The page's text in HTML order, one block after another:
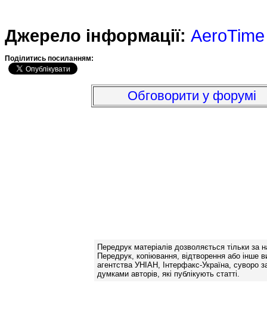
Джерело інформації: AeroTime
Подiлитись посиланням:
Обговорити у форумі
Передрук матеріалів дозволяється тільки за
Передрук, копіювання, відтворення або інше
агентства УНІАН, Інтерфакс-Україна, суворо
думками авторів, які публікують статті.